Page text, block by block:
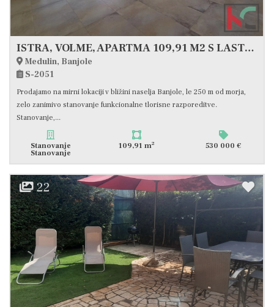
ISTRA, VOLME, APARTMA 109,91 M2 S LASTNIM BAZENOM, #PRODAJA
Medulin, Banjole
S-2051
Prodajamo na mirni lokaciji v bližini naselja Banjole, le 250 m od morja,
zelo zanimivo stanovanje funkcionalne tlorisne razporeditve.
Stanovanje,...
Stanovanje
Stanovanje
109,91 m2 530 000 €
22